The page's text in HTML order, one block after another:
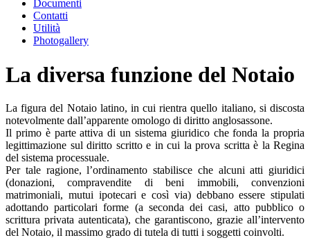
Documenti
Contatti
Utilità
Photogallery
La diversa funzione del Notaio
La figura del Notaio latino, in cui rientra quello italiano, si discosta
notevolmente dall’apparente omologo di diritto anglosassone.
Il primo è parte attiva di un sistema giuridico che fonda la propria
legittimazione sul diritto scritto e in cui la prova scritta è la Regina
del sistema processuale.
Per tale ragione, l’ordinamento stabilisce che alcuni atti giuridici
(donazioni, compravendite di beni immobili, convenzioni
matrimoniali, mutui ipotecari e così via) debbano essere stipulati
adottando particolari forme (a seconda dei casi, atto pubblico o
scrittura privata autenticata), che garantiscono, grazie all’intervento
del Notaio, il massimo grado di tutela di tutti i soggetti coinvolti.